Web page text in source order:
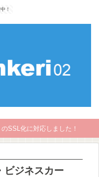
！
SSL化に対応しました！
ビジネスカー